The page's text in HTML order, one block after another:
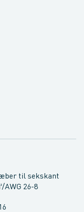
til sekskant
AWG 26-8